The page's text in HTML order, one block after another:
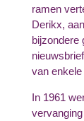
ramen
Derikx,
bijzondere
van
In 1961